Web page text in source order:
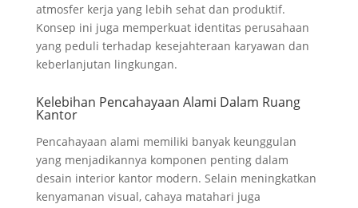
atmosfer kerja yang lebih sehat dan produktif.
Konsep ini juga memperkuat identitas perusahaan
yang peduli terhadap kesejahteraan karyawan dan
keberlanjutan lingkungan.
Kelebihan Pencahayaan Alami Dalam Ruang
Kantor
Pencahayaan alami memiliki banyak keunggulan
yang menjadikannya komponen penting dalam
desain interior kantor modern. Selain meningkatkan
kenyamanan visual, cahaya matahari juga